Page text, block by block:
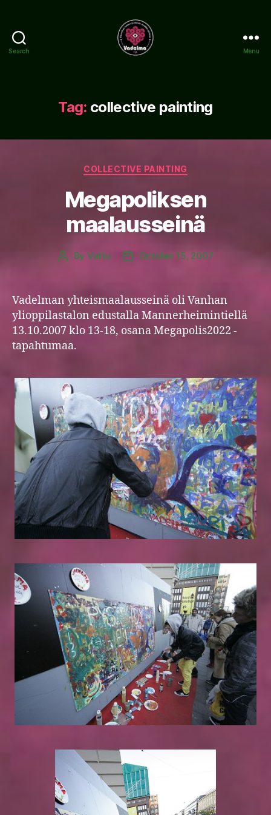
Search Menu
Tag: collective painting
Categories
COLLECTIVE PAINTING
Megapoliksen
maalausseinä
Post
By Vattu
PostOctober 15, 2007
Vadelman yhteismaalausseinä oli Vanhan
ylioppilastalon edustalla Mannerheimintiellä
13.10.2007 klo 13-18, osana Megapolis2022 -
tapahtumaa.